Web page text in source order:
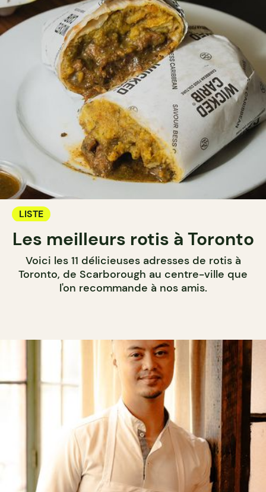
LISTE
Les meilleurs rotis à Toronto
Voici les 11 délicieuses adresses de rotis à
Toronto, de Scarborough au centre-ville que
l'on recommande à nos amis.